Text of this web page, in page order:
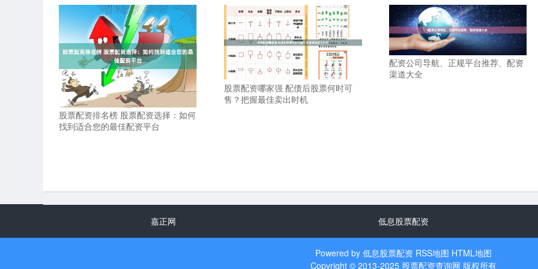
股票配资排名榜 股票配资选择：如何
找到适合您的最佳配资平台
股票配资哪家强 配债后股票何时可
售？把握最佳卖出时机
配资公司导航、正规平台推荐、配资
渠道大全
嘉正网 低息股票配资
Powered by 低息股票配资 RSS地图 HTML地图
Copyright © 2013-2025 股票配资查询网 版权所有